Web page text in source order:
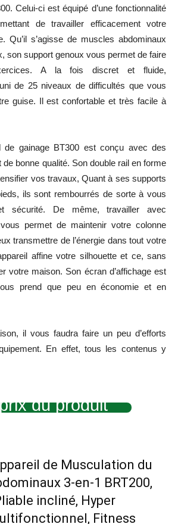
Celui-ci est équipé d’une fonctionnalité
de travailler efficacement votre
Qu’il s’agisse de muscles abdominaux
son support genoux vous permet de faire
A la fois discret et fluide,
de 25 niveaux de difficultés que vous
guise. Il est confortable et très facile à
de gainage BT300 est conçu avec des
bonne qualité. Son double rail en forme
vos travaux, Quant à ses supports
ils sont rembourrés de sorte à vous
sécurité. De même, travailler avec
permet de maintenir votre colonne
transmettre de l’énergie dans tout votre
affine votre silhouette et ce, sans
votre maison. Son écran d’affichage est
prend que peu en économie et en
il vous faudra faire un peu d’efforts
En effet, tous les contenus y
du produit
de Musculation du
3-en-1 BRT200,
incliné, Hyper
Fitness